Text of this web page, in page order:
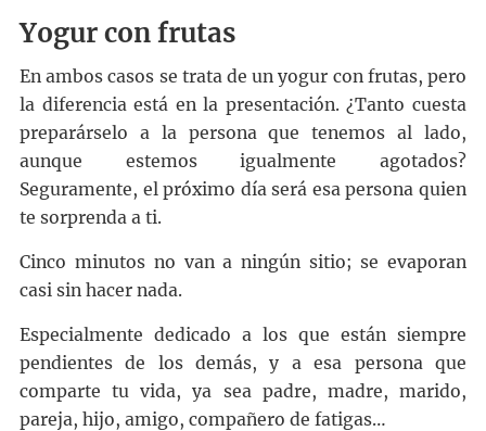
Yogur con frutas
En ambos casos se trata de un yogur con frutas, pero
la diferencia está en la presentación. ¿Tanto cuesta
preparárselo a la persona que tenemos al lado,
aunque estemos igualmente agotados?
Seguramente, el próximo día será esa persona quien
te sorprenda a ti.
Cinco minutos no van a ningún sitio; se evaporan
casi sin hacer nada.
Especialmente dedicado a los que están siempre
pendientes de los demás, y a esa persona que
comparte tu vida, ya sea padre, madre, marido,
pareja, hijo, amigo, compañero de fatigas…